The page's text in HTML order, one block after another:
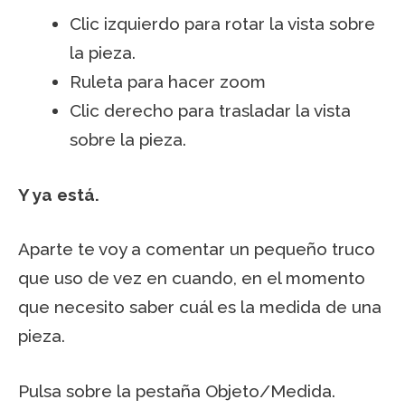
Clic izquierdo para rotar la vista sobre
la pieza.
Ruleta para hacer zoom
Clic derecho para trasladar la vista
sobre la pieza.
Y ya está.
Aparte te voy a comentar un pequeño truco
que uso de vez en cuando, en el momento
que necesito saber cuál es la medida de una
pieza.
Pulsa sobre la pestaña Objeto/Medida.